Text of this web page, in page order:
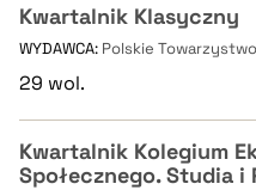
Kwartalnik Klasyczny
WYDAWCA: Polskie
29 wol.
Kwartalnik Kolegium
Społecznego. Studia i